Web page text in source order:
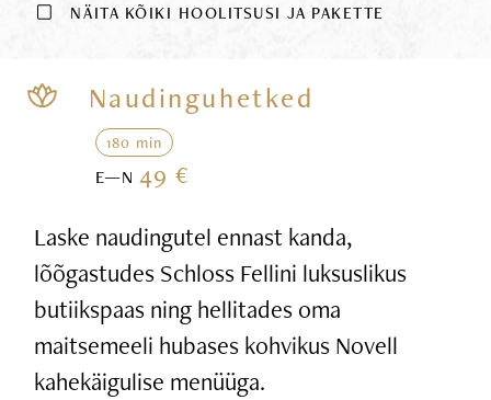
NÄITA KÕIKI HOOLITSUSI JA PAKETTE
Naudinguhetked
180 min
E—N49 €
Laske naudingutel ennast kanda,
lõõgastudes Schloss Fellini luksuslikus
butiikspaas ning hellitades oma
maitsemeeli hubases kohvikus Novell
kahekäigulise menüüga.